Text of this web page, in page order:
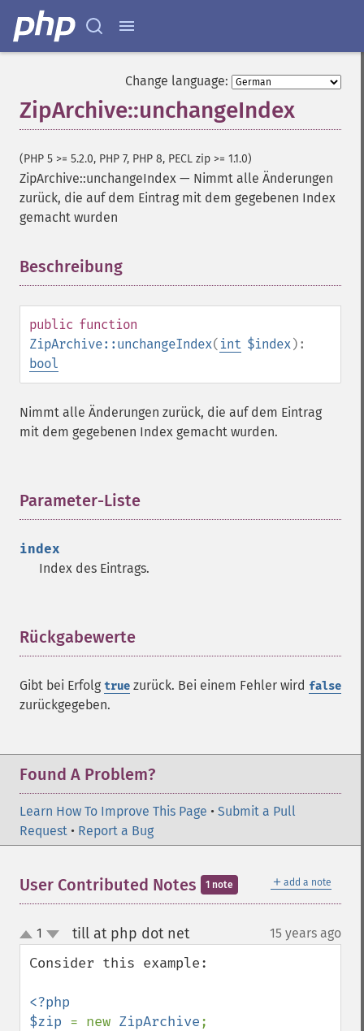
Change language:
ZipArchive::unchangeIndex
(PHP 5 >= 5.2.0, PHP 7, PHP 8, PECL zip >= 1.1.0)
ZipArchive::unchangeIndex — Nimmt alle Änderungen
zurück, die auf dem Eintrag mit dem gegebenen Index
gemacht wurden
Beschreibung
public function
ZipArchive::unchangeIndex( int $index):
bool
Nimmt alle Änderungen zurück, die auf dem Eintrag
mit dem gegebenen Index gemacht wurden.
Parameter-Liste
index
Index des Eintrags.
Rückgabewerte
Gibt bei Erfolg true zurück. Bei einem Fehler wird false
zurückgegeben.
Found A Problem?
Learn How To Improve This Page • Submit a Pull
Request • Report a Bug
＋ add a note
User Contributed Notes 1 note
up
down
1 till at php dot net¶ 15 years ago
Consider this example:
<?php
$zip = new ZipArchive